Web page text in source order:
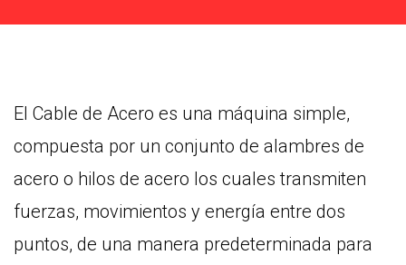
El Cable de Acero es una máquina simple,
compuesta por un conjunto de alambres de
acero o hilos de acero los cuales transmiten
fuerzas, movimientos y energía entre dos
puntos, de una manera predeterminada para